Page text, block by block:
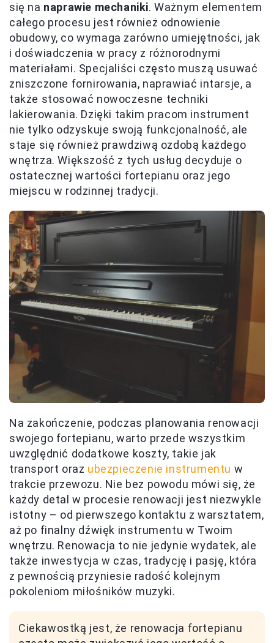
się na naprawie mechaniki. Ważnym elementem
całego procesu jest również odnowienie
obudowy, co wymaga zarówno umiejętności, jak
i doświadczenia w pracy z różnorodnymi
materiałami. Specjaliści często muszą usuwać
zniszczone fornirowania, naprawiać intarsje, a
także stosować nowoczesne techniki
lakierowania. Dzięki takim pracom instrument
nie tylko odzyskuje swoją funkcjonalność, ale
staje się również prawdziwą ozdobą każdego
wnętrza. Większość z tych usług decyduje o
ostatecznej wartości fortepianu oraz jego
miejscu w rodzinnej tradycji.
Na zakończenie, podczas planowania renowacji
swojego fortepianu, warto przede wszystkim
uwzględnić dodatkowe koszty, takie jak
transport oraz ubezpieczenie instrumentu w
trakcie przewozu. Nie bez powodu mówi się, że
każdy detal w procesie renowacji jest niezwykle
istotny – od pierwszego kontaktu z warsztatem,
aż po finalny dźwięk instrumentu w Twoim
wnętrzu. Renowacja to nie jedynie wydatek, ale
także inwestycja w czas, tradycję i pasję, która
z pewnością przyniesie radość kolejnym
pokoleniom miłośników muzyki.
Ciekawostką jest, że renowacja fortepianu